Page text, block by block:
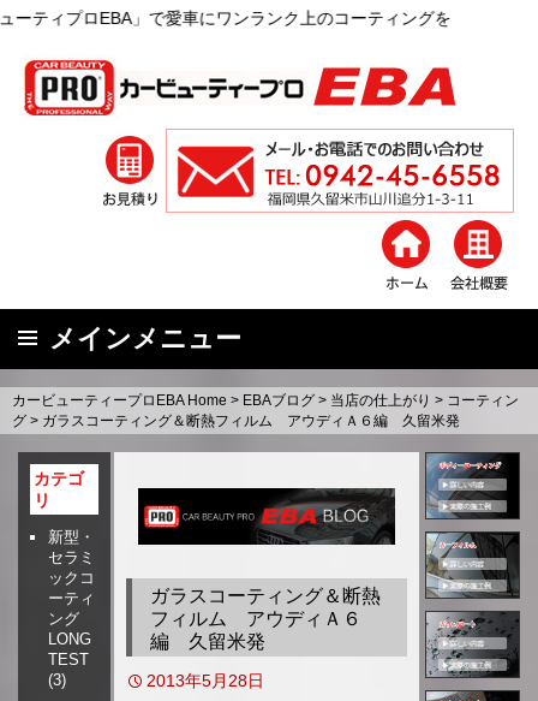
で愛車にワンランク上のコーティングを
メインメニュー
コ
ン
カービューティープロEBA Home > EBAブログ > 当店の仕上がり > コーティン
グ > ガラスコーティング＆断熱フィルム アウディＡ６編 久留米発
ガラスコーティング＆断熱
フィルム アウディＡ６
編 久留米発
2013年5月28日
カテゴ
リ
新型・
セラミ
ックコ
ーティ
ング
LONG
TEST
(3)